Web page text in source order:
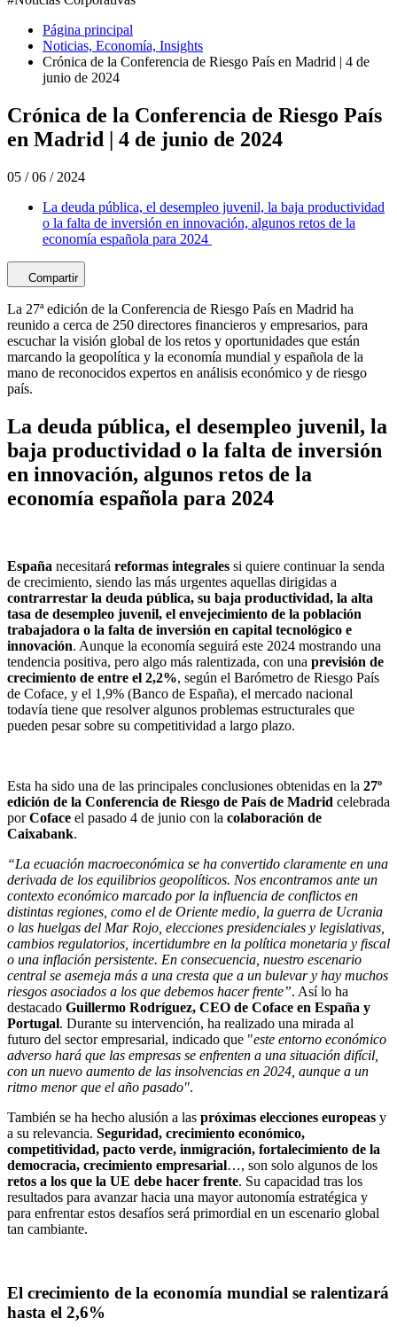
Página principal
Noticias, Economía, Insights
Crónica de la Conferencia de Riesgo País en Madrid | 4 de
junio de 2024
Crónica de la Conferencia de Riesgo País
en Madrid | 4 de junio de 2024
05 / 06 / 2024
La deuda pública, el desempleo juvenil, la baja productividad
o la falta de inversión en innovación, algunos retos de la
economía española para 2024
Compartir
La 27ª edición de la Conferencia de Riesgo País en Madrid ha
reunido a cerca de 250 directores financieros y empresarios, para
escuchar la visión global de los retos y oportunidades que están
marcando la geopolítica y la economía mundial y española de la
mano de reconocidos expertos en análisis económico y de riesgo
país.
La deuda pública, el desempleo juvenil, la
baja productividad o la falta de inversión
en innovación, algunos retos de la
economía española para 2024
España necesitará reformas integrales si quiere continuar la senda
de crecimiento, siendo las más urgentes aquellas dirigidas a
contrarrestar la deuda pública, su baja productividad, la alta
tasa de desempleo juvenil, el envejecimiento de la población
trabajadora o la falta de inversión en capital tecnológico e
innovación. Aunque la economía seguirá este 2024 mostrando una
tendencia positiva, pero algo más ralentizada, con una previsión de
crecimiento de entre el 2,2%, según el Barómetro de Riesgo País
de Coface, y el 1,9% (Banco de España), el mercado nacional
todavía tiene que resolver algunos problemas estructurales que
pueden pesar sobre su competitividad a largo plazo.
Esta ha sido una de las principales conclusiones obtenidas en la 27º
edición de la Conferencia de Riesgo de País de Madrid celebrada
porCoface el pasado 4 de junio con la colaboración de
Caixabank.
“La ecuación macroeconómica se ha convertido claramente en una
derivada de los equilibrios geopolíticos. Nos encontramos ante un
contexto económico marcado por la influencia de conflictos en
distintas regiones, como el de Oriente medio, la guerra de Ucrania
o las huelgas del Mar Rojo, elecciones presidenciales y legislativas,
cambios regulatorios, incertidumbre en la política monetaria y fiscal
o una inflación persistente. En consecuencia, nuestro escenario
central se asemeja más a una cresta que a un bulevar y hay muchos
riesgos asociados a los que debemos hacer frente”. Así lo ha
destacado Guillermo Rodríguez, CEO de Coface en España y
Portugal. Durante su intervención, ha realizado una mirada al
futuro del sector empresarial, indicado que "este entorno económico
adverso hará que las empresas se enfrenten a una situación difícil,
con un nuevo aumento de las insolvencias en 2024, aunque a un
ritmo menor que el año pasado".
También se ha hecho alusión a las próximas elecciones europeas y
a su relevancia. Seguridad, crecimiento económico,
competitividad, pacto verde, inmigración, fortalecimiento de la
democracia, crecimiento empresarial…, son solo algunos de los
retos a los que la UE debe hacer frente. Su capacidad tras los
resultados para avanzar hacia una mayor autonomía estratégica y
para enfrentar estos desafíos será primordial en un escenario global
tan cambiante.
El crecimiento de la economía mundial se ralentizará
hasta el 2,6%